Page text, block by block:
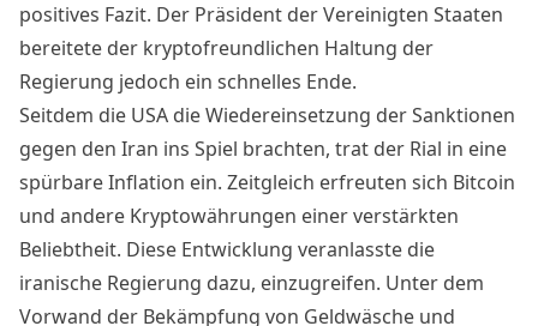
positives Fazit. Der Präsident der Vereinigten Staaten
bereitete der kryptofreundlichen Haltung der
Regierung jedoch ein schnelles Ende.
Seitdem die USA die Wiedereinsetzung der Sanktionen
gegen den Iran ins Spiel brachten, trat der Rial in eine
spürbare Inflation ein. Zeitgleich erfreuten sich Bitcoin
und andere Kryptowährungen einerverstärkten
Beliebtheit. Diese Entwicklung veranlasste die
iranische Regierung dazu, einzugreifen. Unter dem
Vorwand der Bekämpfung von Geldwäsche und